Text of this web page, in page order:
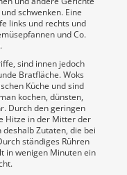
schwenken. Eine
links und rechts und
und Co.
sind innen jedoch
Bratfläche. Woks
Küche und sind
kochen, dünsten,
Durch den geringen
Hitze in der Mitter der
Zutaten, die bei
ständiges Rühren
in wenigen Minuten ein